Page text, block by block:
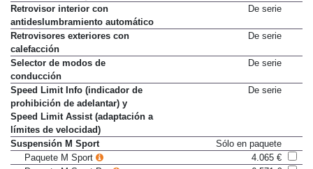
Ordenador de viaje
De serie
Retrovisor interior con
antideslumbramiento automático
Retrovisores exteriores con
calefacción
Selector de modos de
conducción
Speed Limit Info (indicador de
prohibición de adelantar) y
Speed Limit Assist (adaptación a
límites de velocidad)
Suspensión M Sport
Sólo en paquete